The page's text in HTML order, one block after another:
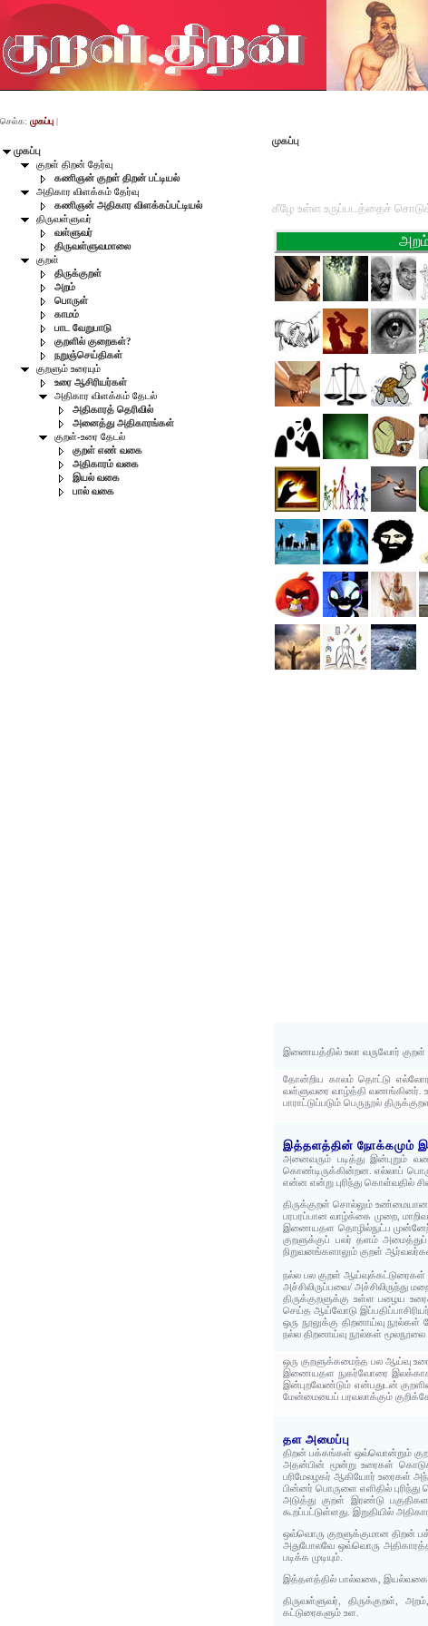
முகப்பு
முகப்பு
குறள் திறன் தேர்வு
கணிஞன் குறள் திறன் பட்டியல்
அதிகார விளக்கம் தேர்வு
கணிஞன் அதிகார விளக்கப்பட்டியல்
திருவள்ளுவர்
வள்ளுவர்
திருவள்ளுவமாலை
குறள்
திருக்குறள்
அறம்
பொருள்
காமம்
பாட வேறுபாடு
குறளில் குறைகள்?
நறுஞ்செய்திகள்
குறளும் உரையும்
உரை ஆசிரியர்கள்
அதிகார விளக்கம் தேடல்
அதிகாரத் தெரிவில்
அனைத்து அதிகாரங்கள்
குறள்-உரை தேடல்
குறள் எண் வகை
அதிகாரம் வகை
இயல் வகை
பால் வகை
செல்க: முகப்பு |
கீழே உள்ள உருப்படத்தைச்
இணையத்தில் உலா வருவோர்
தோன்றிய காலம் தொட்டு
வள்ளுவரை வாழ்த்தி வணங்கினர்.
பாராட்டுப்படும் பெருநூல்
இத்தளத்தின் நோக்கமும்
அனைவரும் படித்து இன்புறும்
கொண்டிருக்கின்றன. எல்லாப்
என்ன என்று புரிந்து கொள்வதில்
திருக்குறள் சொல்லும் உண்மையான
பரபரப்பான வாழ்க்கை முறை,
இணையதள தொழில்நுட்ப
குறளுக்குப் பலர் தளம்
நிறுவனங்களாலும் குறள்
நல்ல பல குறள்
அச்சிலிருப்பவை/
திருக்குறளுக்கு உள்ள பழைய
செய்த ஆய்வோடு
ஒரு நூலுக்கு திறனாய்வு
நல்ல திறனாய்வு நூல்கள் மூலநூலை
ஒரு குறளுக்கமைந்த பல ஆய்வு
இணையதள நுகர்வோரை இலக்காக
இன்புறவேண்டும் என்பதுடன்
மேன்மையைப் பரவலாக்கும்
தள அமைப்பு
திறன் பக்கங்கள் ஒவ்வொன்றும்
அதன்பின் மூன்று உரைகள்
பரிமேலழகர் ஆகியோர் உரைகள்
பின்னர் பொருளை எளிதில்
அடுத்து குறள் இரண்டு
கூறப்பட்டுள்ளது. இறுதியில்
ஒவ்வொரு குறளுக்குமான திறன்
அதுபோலவே ஒவ்வொரு
படிக்க முடியும்.
இத்தளத்தில் பால்வகை, இயல்வகை,
திருவள்ளுவர், திருக்குறள்,
கட்டுரைகளும் உள.